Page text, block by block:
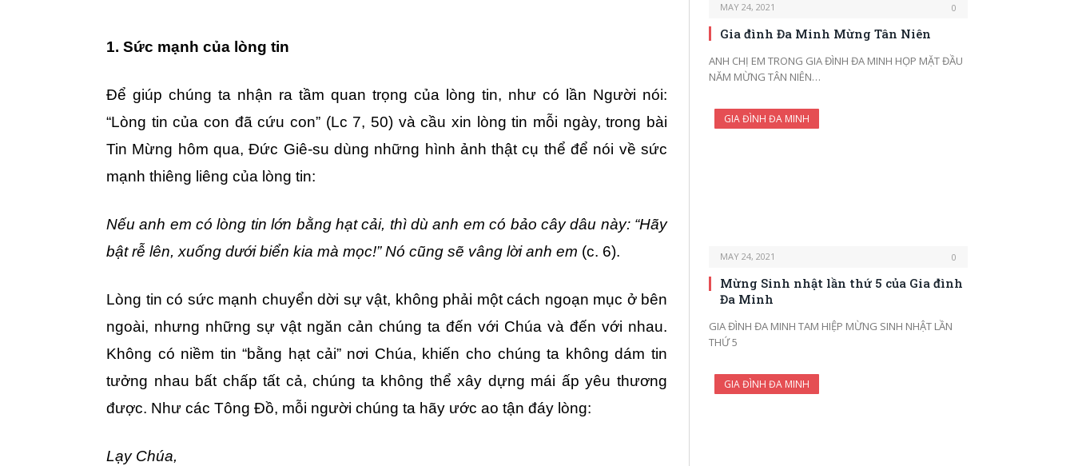
1. Sức mạnh của lòng tin
Để giúp chúng ta nhận ra tầm quan trọng của lòng tin, như có lần Người nói:
“Lòng tin của con đã cứu con” (Lc 7, 50) và cầu xin lòng tin mỗi ngày, trong bài
Tin Mừng hôm qua, Đức Giê-su dùng những hình ảnh thật cụ thể để nói về sức
mạnh thiêng liêng của lòng tin:
Nếu anh em có lòng tin lớn bằng hạt cải, thì dù anh em có bảo cây dâu này: “Hãy
bật rễ lên, xuống dưới biển kia mà mọc!” Nó cũng sẽ vâng lời anh em (c. 6).
Lòng tin có sức mạnh chuyển dời sự vật, không phải một cách ngoạn mục ở bên
ngoài, nhưng những sự vật ngăn cản chúng ta đến với Chúa và đến với nhau.
Không có niềm tin “bằng hạt cải” nơi Chúa, khiến cho chúng ta không dám tin
tưởng nhau bất chấp tất cả, chúng ta không thể xây dựng mái ấp yêu thương
được. Như các Tông Đồ, mỗi người chúng ta hãy ước ao tận đáy lòng:
Lạy Chúa,
MAY 24, 2021 0
Gia đình Đa Minh Mừng Tân Niên
ANH CHỊ EM TRONG GIA ĐÌNH ĐA MINH HỌP MẶT ĐẦU
NĂM MỪNG TÂN NIÊN…
GIA ĐÌNH ĐA MINH
MAY 24, 2021 0
Mừng Sinh nhật lần thứ 5 của Gia đình
Đa Minh
GIA ĐÌNH ĐA MINH TAM HIỆP MỪNG SINH NHẬT LẦN
THỨ 5
GIA ĐÌNH ĐA MINH